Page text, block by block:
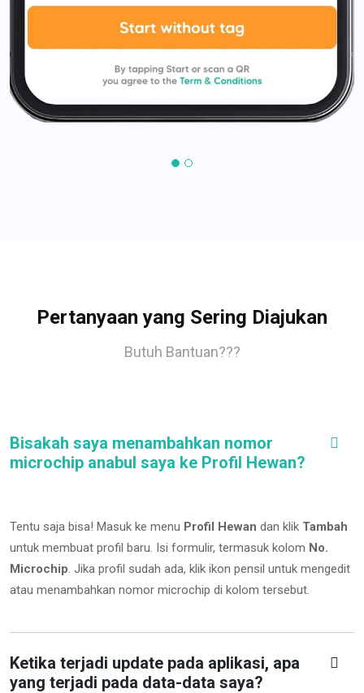
Pertanyaan yang Sering Diajukan
Butuh Bantuan???
Bisakah saya menambahkan nomor
microchip anabul saya ke Profil Hewan?
Tentu saja bisa! Masuk ke menu Profil Hewan dan klik Tambah
untuk membuat profil baru. Isi formulir, termasuk kolom No.
Microchip. Jika profil sudah ada, klik ikon pensil untuk mengedit
atau menambahkan nomor microchip di kolom tersebut.
Ketika terjadi update pada aplikasi, apa
yang terjadi pada data-data saya?